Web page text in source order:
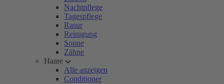
Nachtpflege
Tagespflege
Rasur
Reinigung
Sonne
Zähne
Haare
Alle anzeigen
Conditioner